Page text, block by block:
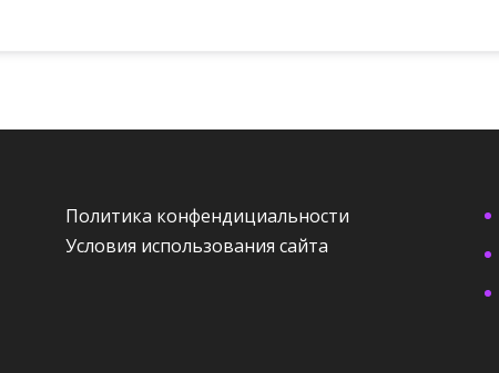
Политика конфендициальности
Условия использования сайта